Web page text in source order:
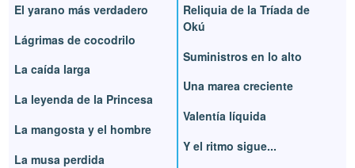
El yarano más verdadero
Lágrimas de cocodrilo
La caída larga
La leyenda de la Princesa
La mangosta y el hombre
La musa perdida
Reliquia de la Tríada de
Okú
Suministros en lo alto
Una marea creciente
Valentía líquida
Y el ritmo sigue...